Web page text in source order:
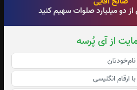
دو میلیارد صلوات سهیم کنید
از آی پُرسه